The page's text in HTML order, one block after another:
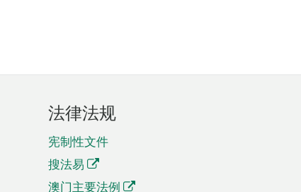
法律法规
宪制性文件
搜法易
澳门主要法例